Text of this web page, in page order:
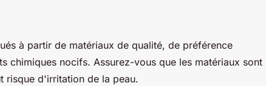
à partir de matériaux de qualité, de préférence
chimiques nocifs. Assurez-vous que les matériaux sont
risque d'irritation de la peau.